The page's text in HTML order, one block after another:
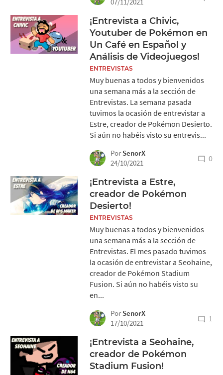
¡Entrevista a Chivic,
Youtuber de Pokémon en
Un Café en Español y
Análisis de Videojuegos!
ENTREVISTAS
Muy buenas a todos y bienvenidos
una semana más a la sección de
Entrevistas. La semana pasada
tuvimos la ocasión de entrevistar a
Estre, creador de Pokémon Desierto.
Si aún no habéis visto su entrevis...
Por SenorX
24/10/2021
0
¡Entrevista a Estre,
creador de Pokémon
Desierto!
ENTREVISTAS
Muy buenas a todos y bienvenidos
una semana más a la sección de
Entrevistas. El mes pasado tuvimos
la ocasión de entrevistar a Seohaine,
creador de Pokémon Stadium
Fusion. Si aún no habéis visto su
en...
Por SenorX
17/10/2021
1
¡Entrevista a Seohaine,
creador de Pokémon
Stadium Fusion!